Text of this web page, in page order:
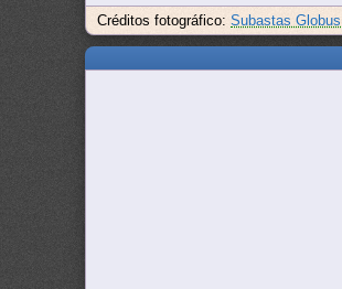
Créditos fotográfico:Subastas Globus